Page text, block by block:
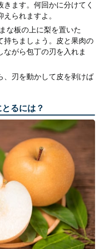
ます。何回かに分けてく
られますよ。
な板の上に梨を置いた
持ちましょう。皮と果肉の
ながら包丁の刃を入れま
、刃を動かして皮を剥けば
るには？